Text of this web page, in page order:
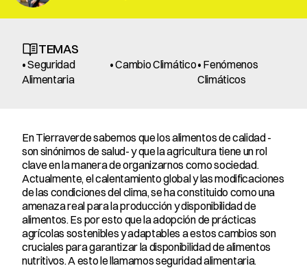
TEMAS
• Seguridad
Alimentaria
• Cambio Climático• Fenómenos
Climáticos
En Tierraverde sabemos que los alimentos de calidad -
son sinónimos de salud- y que la agricultura tiene un rol
clave en la manera de organizarnos como sociedad.
Actualmente, el calentamiento global y las modificaciones
de las condiciones del clima, se ha constituido como una
amenaza real para la producción y disponibilidad de
alimentos. Es por esto que la adopción de prácticas
agrícolas sostenibles y adaptables a estos cambios son
cruciales para garantizar la disponibilidad de alimentos
nutritivos. A esto le llamamos seguridad alimentaria.